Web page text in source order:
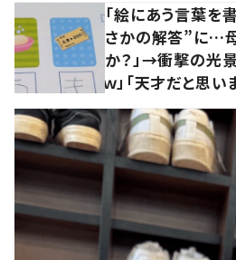
「絵にあう言葉を
さかの解答”に…母
か？」→衝撃の光
ｗ」「天才だと思い